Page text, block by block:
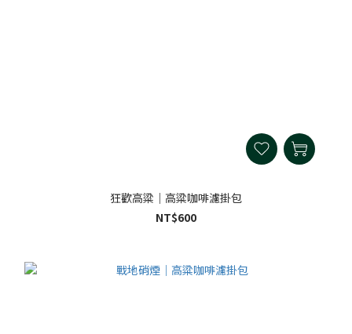
狂歡高粱｜高粱咖啡濾掛包
NT$600